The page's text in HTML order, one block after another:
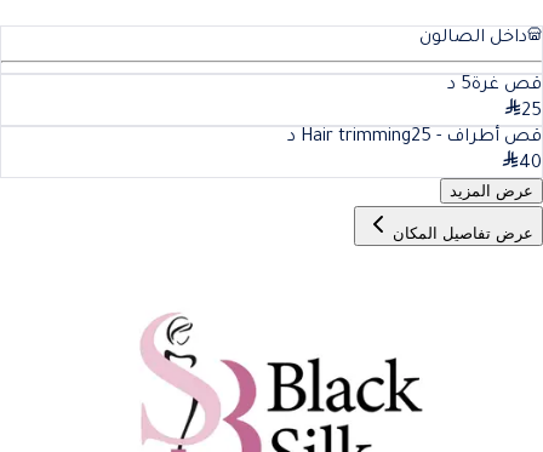
داخل الصالون
قص غرة5 د
25
قص أطراف - Hair trimming 25
د
40
عرض المزيد
عرض تفاصيل المكان